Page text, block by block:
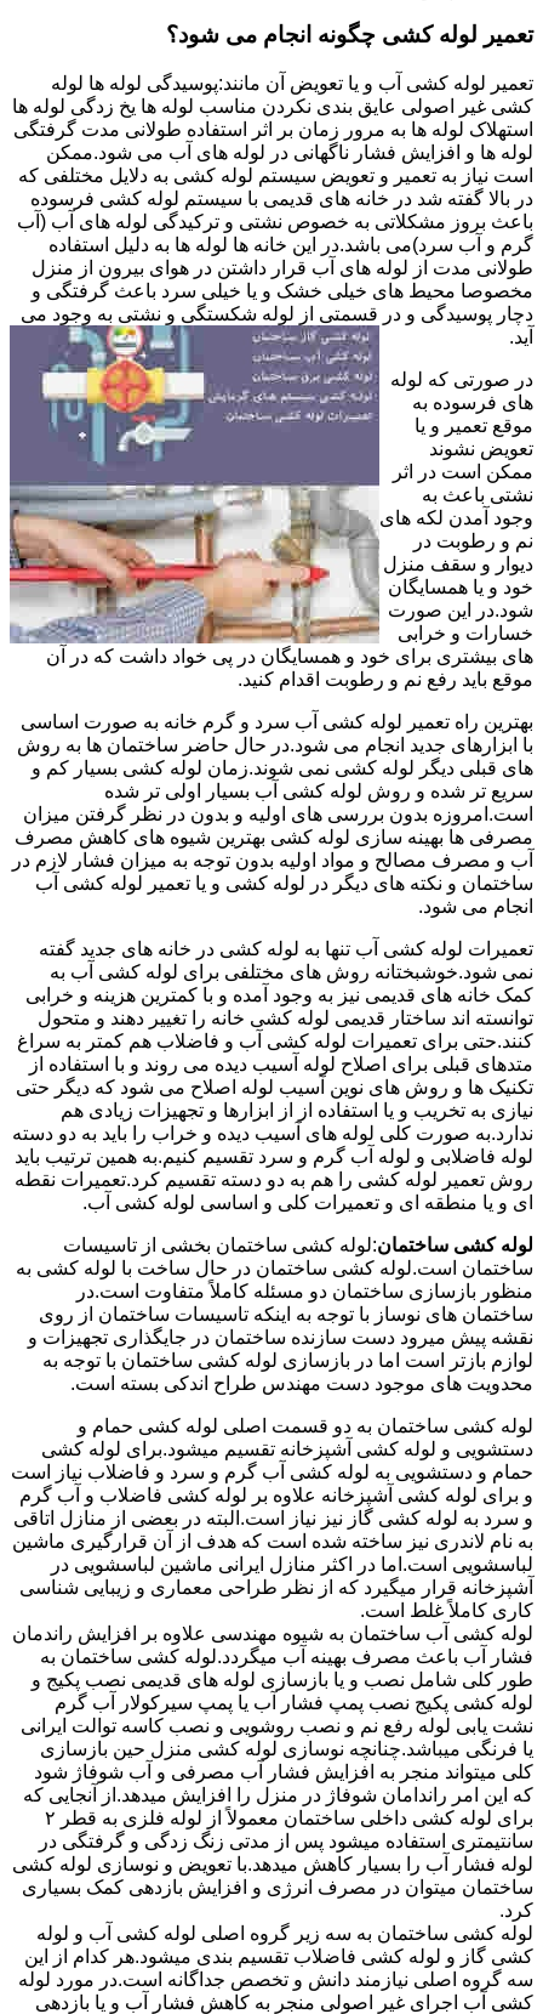
تعمیر لوله کشی چگونه انجام می شود؟
تعمیر لوله کشی آب و یا تعویض آن مانند:پوسیدگی لوله ها لوله
کشی غیر اصولی عایق بندی نکردن مناسب لوله ها یخ زدگی لوله ها
استهلاک لوله ها به مرور زمان بر اثر استفاده طولانی مدت گرفتگی
لوله ها و افزایش فشار ناگهانی در لوله های آب می شود.ممکن
است نیاز به تعمیر و تعویض سیستم لوله کشی به دلایل مختلفی که
در بالا گفته شد در خانه های قدیمی با سیستم لوله کشی فرسوده
باعث بروز مشکلاتی به خصوص نشتی و ترکیدگی لوله های آب (آب
گرم و آب سرد)می باشد.در این خانه ها لوله ها به دلیل استفاده
طولانی مدت از لوله های آب قرار داشتن در هوای بیرون از منزل
مخصوصا محیط های خیلی خشک و یا خیلی سرد باعث گرفتگی و
دچار پوسیدگی و در قسمتی از لوله شکستگی و نشتی به وجود می
آید.
در صورتی که لوله
های فرسوده به
موقع تعمیر و یا
تعویض نشوند
ممکن است در اثر
نشتی باعث به
وجود آمدن لکه های
نم و رطوبت در
دیوار و سقف منزل
خود و یا همسایگان
شود.در این صورت
خسارات و خرابی
های بیشتری برای خود و همسایگان در پی خواد داشت که در آن
موقع باید رفع نم و رطوبت اقدام کنید.
بهترین راه تعمیر لوله کشی آب سرد و گرم خانه به صورت اساسی
با ابزارهای جدید انجام می شود.در حال حاضر ساختمان ها به روش
های قبلی دیگر لوله کشی نمی شوند.زمان لوله کشی بسیار کم و
سریع تر شده و روش لوله کشی آب بسیار اولی تر شده
است.امروزه بدون بررسی های اولیه و بدون در نظر گرفتن میزان
مصرفی ها بهینه سازی لوله کشی بهترین شیوه های کاهش مصرف
آب و مصرف مصالح و مواد اولیه بدون توجه به میزان فشار لازم در
ساختمان و نکته های دیگر در لوله کشی و یا تعمیر لوله کشی آب
انجام می شود.
تعمیرات لوله کشی آب تنها به لوله کشی در خانه های جدید گفته
نمی شود.خوشبختانه روش های مختلفی برای لوله کشی آب به
کمک خانه های قدیمی نیز به وجود آمده و با کمترین هزینه و خرابی
توانسته اند ساختار قدیمی لوله کشی خانه را تغییر دهند و متحول
کنند.حتی برای تعمیرات لوله کشی آب و فاضلاب هم کمتر به سراغ
متدهای قبلی برای اصلاح لوله آسیب دیده می روند و با استفاده از
تکنیک ها و روش های نوین آسیب لوله اصلاح می شود که دیگر حتی
نیازی به تخریب و یا استفاده از از ابزارها و تجهیزات زیادی هم
ندارد.به صورت کلی لوله های آسیب دیده و خراب را باید به دو دسته
لوله فاضلابی و لوله آب گرم و سرد تقسیم کنیم.به همین ترتیب باید
روش تعمیر لوله کشی را هم به دو دسته تقسیم کرد.تعمیرات نقطه
ای و یا منطقه ای و تعمیرات کلی و اساسی لوله کشی آب.
لوله کشی ساختمان:لوله کشی ساختمان بخشی از تاسیسات
ساختمان است.لوله کشی ساختمان در حال ساخت با لوله کشی به
منظور بازسازی ساختمان دو مسئله کاملاً متفاوت است.در
ساختمان های نوساز با توجه به اینکه تاسیسات ساختمان از روی
نقشه پیش میرود دست سازنده ساختمان در جایگذاری تجهیزات و
لوازم بازتر است اما در بازسازی لوله کشی ساختمان با توجه به
محدویت های موجود دست مهندس طراح اندکی بسته است.
لوله کشی ساختمان به دو قسمت اصلی لوله کشی حمام و
دستشویی و لوله کشی آشپزخانه تقسیم میشود.برای لوله کشی
حمام و دستشویی به لوله کشی آب گرم و سرد و فاضلاب نیاز است
و برای لوله کشی آشپزخانه علاوه بر لوله کشی فاضلاب و آب گرم
و سرد به لوله کشی گاز نیز نیاز است.البته در بعضی از منازل اتاقی
به نام لاندری نیز ساخته شده است که هدف از آن قرارگیری ماشین
لباسشویی است.اما در اکثر منازل ایرانی ماشین لباسشویی در
آشپزخانه قرار میگیرد که از نظر طراحی معماری و زیبایی شناسی
کاری کاملاً غلط است.
لوله کشی آب ساختمان به شیوه مهندسی علاوه بر افزایش راندمان
فشار آب باعث مصرف بهینه آب میگردد.لوله کشی ساختمان به
طور کلی شامل نصب و یا بازسازی لوله های قدیمی نصب پکیج و
لوله کشی پکیج نصب پمپ فشار آب یا پمپ سیرکولار آب گرم
نشت یابی لوله رفع نم و نصب روشویی و نصب کاسه توالت ایرانی
یا فرنگی میباشد.چنانچه نوسازی لوله کشی منزل حین بازسازی
کلی میتواند منجر به افزایش فشار آب مصرفی و آب شوفاژ شود
که این امر راندامان شوفاژ در منزل را افزایش میدهد.از آنجایی که
برای لوله کشی داخلی ساختمان معمولاً از لوله فلزی به قطر ۲
سانتیمتری استفاده میشود پس از مدتی زنگ زدگی و گرفتگی در
لوله فشار آب را بسیار کاهش میدهد.با تعویض و نوسازی لوله کشی
ساختمان میتوان در مصرف انرژی و افزایش بازدهی کمک بسیاری
کرد.
لوله کشی ساختمان به سه زیر گروه اصلی لوله کشی آب و لوله
کشی گاز و لوله کشی فاضلاب تقسیم بندی میشود.هر کدام از این
سه گروه اصلی نیازمند دانش و تخصص جداگانه است.در مورد لوله
کشی آب اجرای غیر اصولی منجر به کاهش فشار آب و یا بازدهی